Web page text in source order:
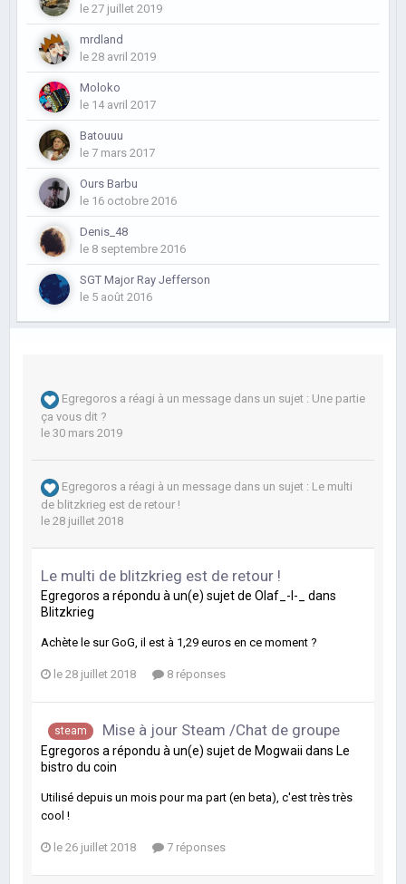
le 27 juillet 2019
mrdland
le 28 avril 2019
Moloko
le 14 avril 2017
Batouuu
le 7 mars 2017
Ours Barbu
le 16 octobre 2016
Denis_48
le 8 septembre 2016
SGT Major Ray Jefferson
le 5 août 2016
Egregoros a réagi à un message dans un sujet : Une partie
ça vous dit ?
le 30 mars 2019
Egregoros a réagi à un message dans un sujet : Le multi
de blitzkrieg est de retour !
le 28 juillet 2018
Le multi de blitzkrieg est de retour !
Egregoros a répondu à un(e) sujet de Olaf_-l-_
dans
Blitzkrieg
Achète le sur GoG, il est à 1,29 euros en ce moment ?
le 28 juillet 2018 8 réponses
steam Mise à jour Steam /Chat de groupe
Egregoros a répondu à un(e) sujet de Mogwaii dans Le
bistro du coin
Utilisé depuis un mois pour ma part (en beta), c'est très très
cool !
le 26 juillet 2018 7 réponses